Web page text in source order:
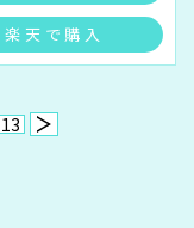
楽天で購入
13